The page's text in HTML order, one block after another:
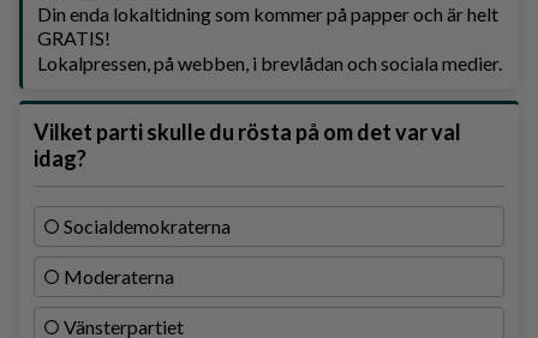
Din enda lokaltidning som kommer på papper och är helt
GRATIS!
Lokalpressen, på webben, i brevlådan och sociala medier.
Vilket parti skulle du rösta på om det var val
idag?
Socialdemokraterna
Moderaterna
Vänsterpartiet